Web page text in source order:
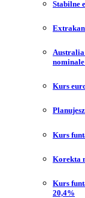
Stabilne
Australia
Kurs
Kurs
Korekta
Kurs
20,4%